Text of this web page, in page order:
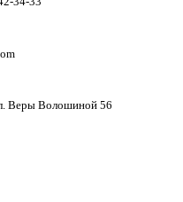
Веры Волошиной 56